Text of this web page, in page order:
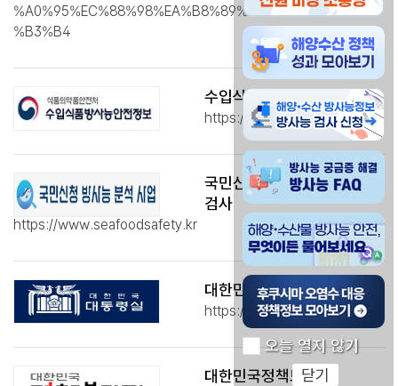
%A0%95%EC%88%98%EA%B8%89%20%EC%A0%9C%EB
%B3%B4
수입식품방사능안전정보
https://radsafe.mfds.go.kr
국민신청 수산물 방사능
검사
https://www.seafoodsafety.kr
대한민국 대통령실
https://www.president.go.kr/
대한민국정책브리핑
해양수산물 방사능 안전
해양수산물 방사능정보
방사능 궁금증 해결 방
해양 수산물 방사능 안
후쿠시마 오염수 대응
오늘 열지 않기
닫기